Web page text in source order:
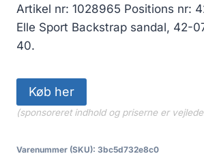
Artikel nr: 1028965 Positions nr:
Elle Sport Backstrap sandal, 42-
40.
Køb her
(sponsoreret indhold og priserne er
Varenummer (SKU): 3bc5d732e8c0